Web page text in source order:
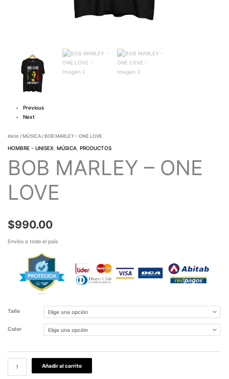
Previous
Next
Inicio / MÚSICA/ BOB MARLEY – ONE LOVE
HOMBRE - UNISEX ,MÚSICA ,PRODUCTOS
BOB MARLEY – ONE
LOVE
$990.00
Envíos a todo el país
Talle
Color
Añadir al carrito